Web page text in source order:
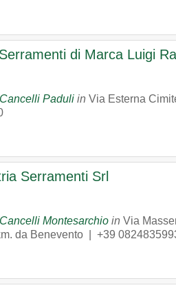
di Marca Luigi
Paduli in Via Esterna
Serramenti Srl
Montesarchio in Via
da Benevento | +39